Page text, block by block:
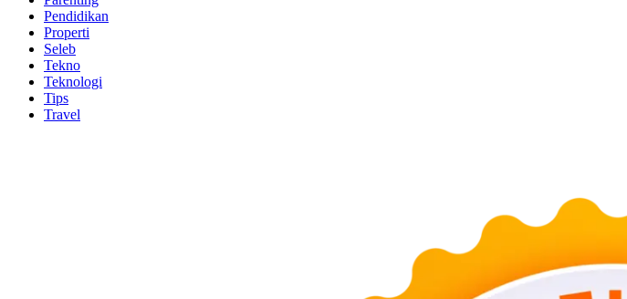
Pendidikan
Properti
Seleb
Tekno
Teknologi
Tips
Travel